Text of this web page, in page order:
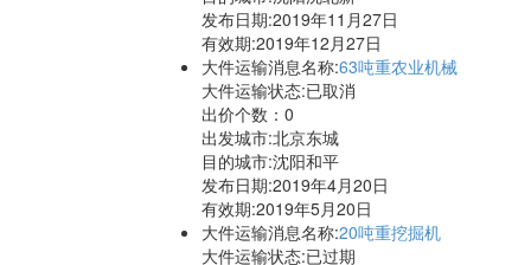
发布日期:2019年11月27日
有效期:2019年12月27日
大件运输消息名称:63吨重农业机械
大件运输状态:已取消
出价个数： 0
出发城市:北京东城
目的城市:沈阳和平
发布日期:2019年4月20日
有效期:2019年5月20日
大件运输消息名称:20吨重挖掘机
大件运输状态:已过期